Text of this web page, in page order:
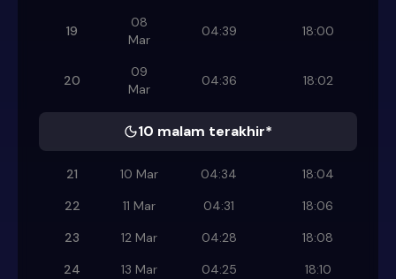
19
08
Mar
04:39 18:00
20
09
Mar
04:36 18:02
10 malam terakhir*
21 10 Mar 04:34
18:04
22
11 Mar 04:31
18:06
23
12 Mar 04:28
18:08
24
13 Mar 04:25
18:10